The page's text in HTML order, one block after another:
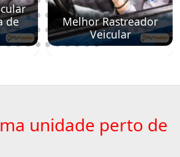
de
Melhor Rastreador
Veicular
unidade perto de